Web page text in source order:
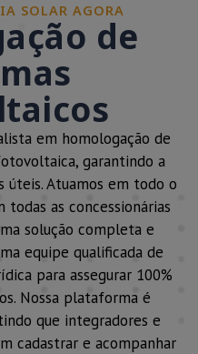
SOLAR AGORA
de
em homologação de
garantindo a
Atuamos em todo o
as concessionárias
solução completa e
equipe qualificada de
para assegurar 100%
Nossa plataforma é
que integradores e
cadastrar e acompanhar